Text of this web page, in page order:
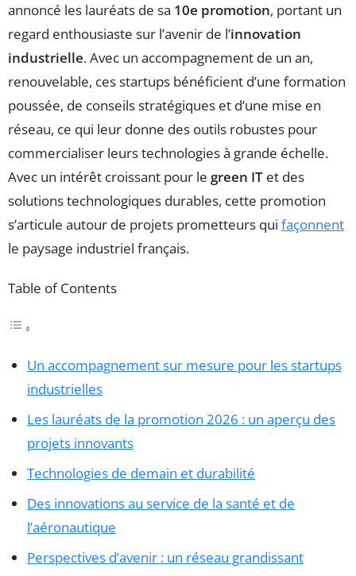
annoncé les lauréats de sa 10e promotion, portant un
regard enthousiaste sur l’avenir de l’innovation
industrielle. Avec un accompagnement de un an,
renouvelable, ces startups bénéficient d’une formation
poussée, de conseils stratégiques et d’une mise en
réseau, ce qui leur donne des outils robustes pour
commercialiser leurs technologies à grande échelle.
Avec un intérêt croissant pour le green IT et des
solutions technologiques durables, cette promotion
s’articule autour de projets prometteurs qui façonnent
le paysage industriel français.
Table of Contents
Un accompagnement sur mesure pour les startups
industrielles
Les lauréats de la promotion 2026 : un aperçu des
projets innovants
Technologies de demain et durabilité
Des innovations au service de la santé et de
l’aéronautique
Perspectives d’avenir : un réseau grandissant